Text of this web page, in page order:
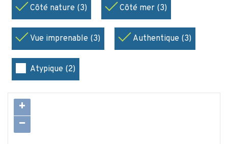
Côté nature (3) Côté mer (3)
Vue imprenable (3) Authentique (3)
Atypique (2)
+
−